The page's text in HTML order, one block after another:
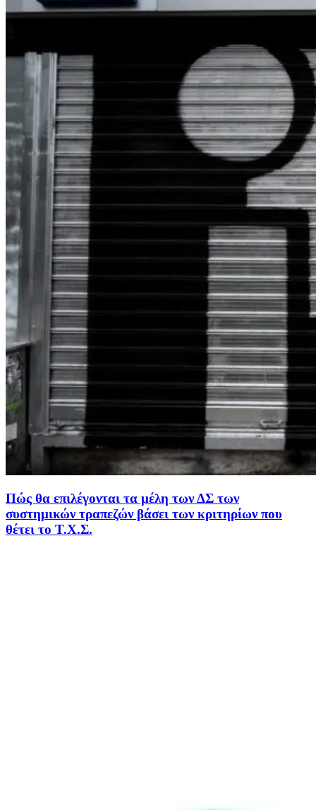
Πώς θα επιλέγονται τα μέλη των ΔΣ των
συστημικών τραπεζών βάσει των κριτηρίων που
θέτει το Τ.Χ.Σ.